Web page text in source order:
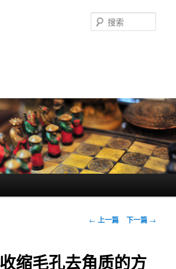
索
文
航
← 上一篇 下一篇 →
缩毛孔去角质的方